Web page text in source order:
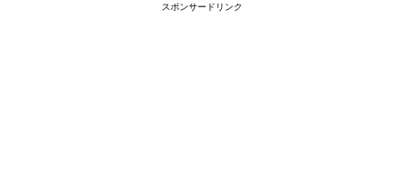
スポンサードリンク